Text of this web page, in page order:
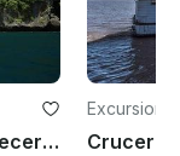
Disfruta de un crucero al atardecer y con una cena de mariscos a la parrilla en Krabi, Tailandia, en un velero
enh